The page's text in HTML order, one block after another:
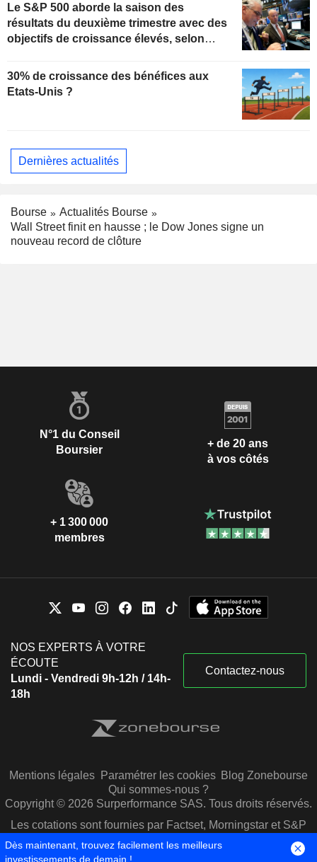
Le S&P 500 aborde la saison des
résultats du deuxième trimestre avec des
objectifs de croissance élevés, selon
30% de croissance des bénéfices aux
Etats-Unis ?
Dernières actualités
Bourse
Actualités Bourse
Wall Street finit en hausse ; le Dow Jones signe un
nouveau record de clôture
N°1 du Conseil
Boursier
+ de 20 ans
à vos côtés
+ 1 300 000
membres
NOS EXPERTS À VOTRE
ÉCOUTE
Lundi - Vendredi 9h-12h / 14h-
18h
Contactez-nous
Mentions légales Paramétrer les cookies Blog Zonebourse
Qui sommes-nous ?
Copyright © 2026 Surperformance SAS. Tous droits réservés.
Les cotations sont fournies par Factset, Morningstar et S&P
Capital IQ
Dès maintenant, trouvez facilement les meilleurs
investissements de demain !